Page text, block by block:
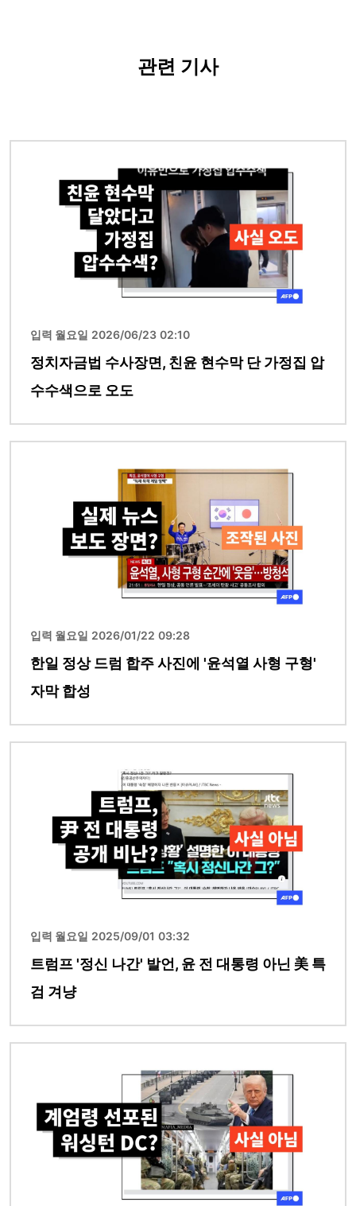
관련 기사
입력 월요일 2026/06/23 02:10
정치자금법 수사장면, 친윤 현수막 단 가정집 압
수수색으로 오도
입력 월요일 2026/01/22 09:28
한일 정상 드럼 합주 사진에 '윤석열 사형 구형'
자막 합성
입력 월요일 2025/09/01 03:32
트럼프 '정신 나간' 발언, 윤 전 대통령 아닌 美 특
검 겨냥